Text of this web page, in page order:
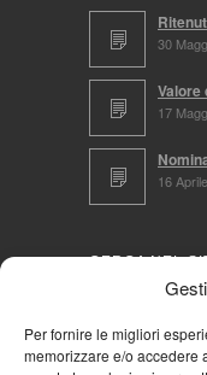
Per fornire le migliori
memorizzare e/o accedere
30
Valore
17
16
CERCA NEL
NAVIGA PER